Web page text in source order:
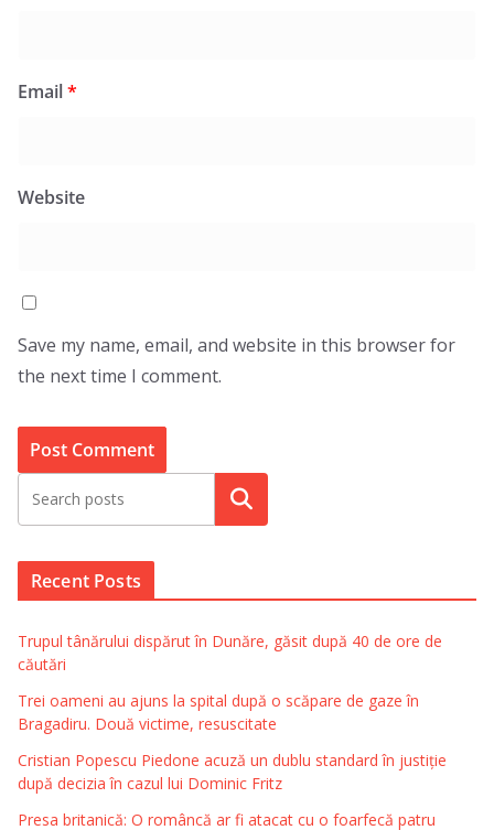
Email*
Website
Save my name, email, and website in this browser for
the next time I comment.
Search
Recent Posts
Trupul tânărului dispărut în Dunăre, găsit după 40 de ore de
căutări
Trei oameni au ajuns la spital după o scăpare de gaze în
Bragadiru. Două victime, resuscitate
Cristian Popescu Piedone acuză un dublu standard în justiție
după decizia în cazul lui Dominic Fritz
Presa britanică: O româncă ar fi atacat cu o foarfecă patru